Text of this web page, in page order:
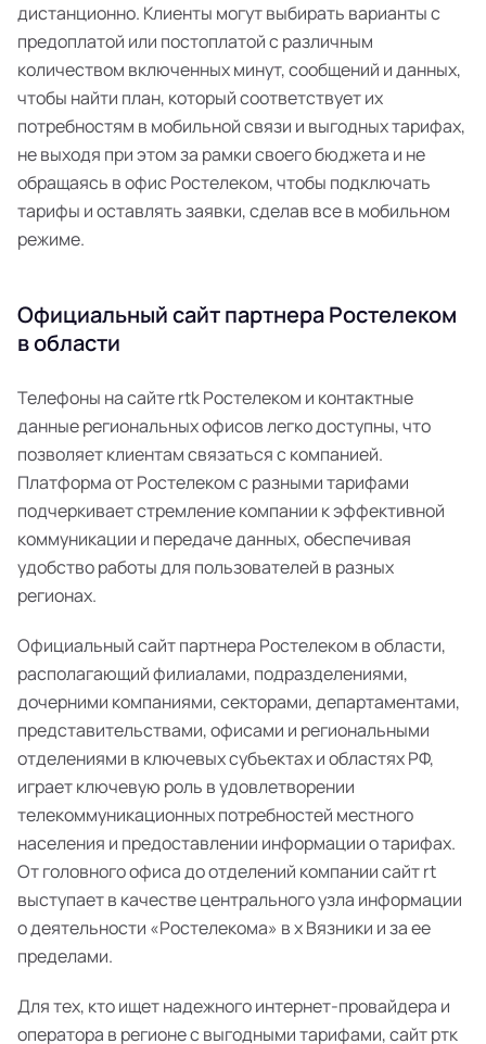
дистанционно. Клиенты могут выбирать варианты с
предоплатой или постоплатой с различным
количеством включенных минут, сообщений и данных,
чтобы найти план, который соответствует их
потребностям в мобильной связи и выгодных тарифах,
не выходя при этом за рамки своего бюджета и не
обращаясь в офис Ростелеком, чтобы подключать
тарифы и оставлять заявки, сделав все в мобильном
режиме.
Официальный сайт партнера Ростелеком
в области
Телефоны на сайте rtk Ростелеком и контактные
данные региональных офисов легко доступны, что
позволяет клиентам связаться с компанией.
Платформа от Ростелеком с разными тарифами
подчеркивает стремление компании к эффективной
коммуникации и передаче данных, обеспечивая
удобство работы для пользователей в разных
регионах.
Официальный сайт партнера Ростелеком в области,
располагающий филиалами, подразделениями,
дочерними компаниями, секторами, департаментами,
представительствами, офисами и региональными
отделениями в ключевых субъектах и областях РФ,
играет ключевую роль в удовлетворении
телекоммуникационных потребностей местного
населения и предоставлении информации о тарифах.
От головного офиса до отделений компании сайт rt
выступает в качестве центрального узла информации
о деятельности «Ростелекома» в х Вязники и за ее
пределами.
Для тех, кто ищет надежного интернет-провайдера и
оператора в регионе с выгодными тарифами, сайт ртк